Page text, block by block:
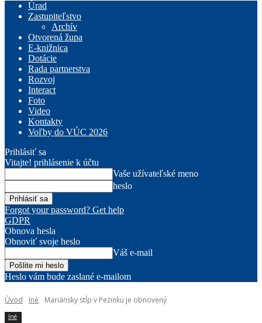
Úrad
Zastupiteľstvo
Archív
Otvorená župa
E-knižnica
Dotácie
Rada partnerstva
Rozvoj
Interact
Foto
Video
Kontakty
Voľby do VÚC 2026
Prihlásiť sa
Vitajte! prihlásenie k účtu
Vaše užívateľské meno
heslo
Forgot your password? Get help
GDPR
Obnova hesla
Obnoviť svoje heslo
Váš e-mail
Heslo vám bude zaslané e-mailom
Úvod Iné Mariánsky stĺp v Pezinku je obnovený
Iné